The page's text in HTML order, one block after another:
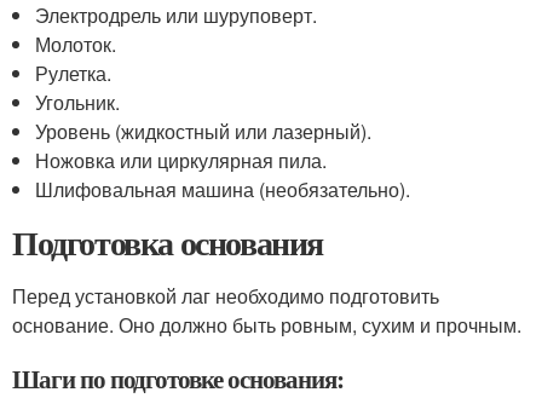
Электродрель или шуруповерт.
Молоток.
Рулетка.
Угольник.
Уровень (жидкостный или лазерный).
Ножовка или циркулярная пила.
Шлифовальная машина (необязательно).
Подготовка основания
Перед установкой лаг необходимо подготовить
основание. Оно должно быть ровным, сухим и прочным.
Шаги по подготовке основания: